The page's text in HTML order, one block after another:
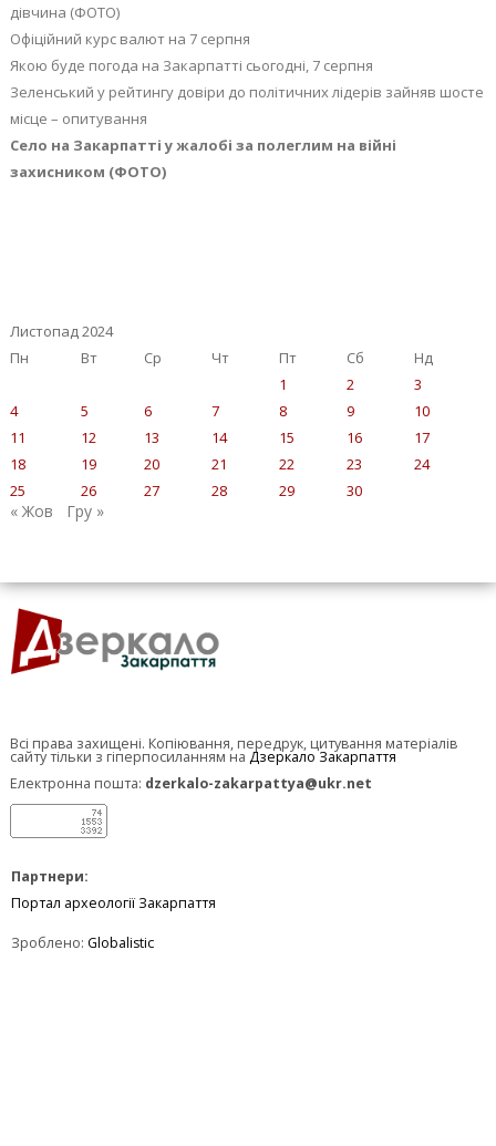
дівчина (ФОТО)
Офіційний курс валют на 7 серпня
Якою буде погода на Закарпатті сьогодні, 7 серпня
Зеленський у рейтингу довіри до політичних лідерів зайняв шосте
місце – опитування
Село на Закарпатті у жалобі за полеглим на війні
захисником (ФОТО)
Листопад 2024
Пн
Вт Ср Чт Пт Сб
Нд
1
2
3
4
5 6 7 8 9
10
11
12 13 14 15 16
17
18
19 20 21 22 23
24
25
26 27 28 29 30
« Жов Гру »
Всі права захищені. Копіювання, передрук, цитування матеріалів
сайту тільки з гіперпосиланням на Дзеркало Закарпаття
Електронна пошта: dzerkalo-zakarpattya@ukr.net
Партнери:
Портал археології Закарпаття
Зроблено: Globalistic